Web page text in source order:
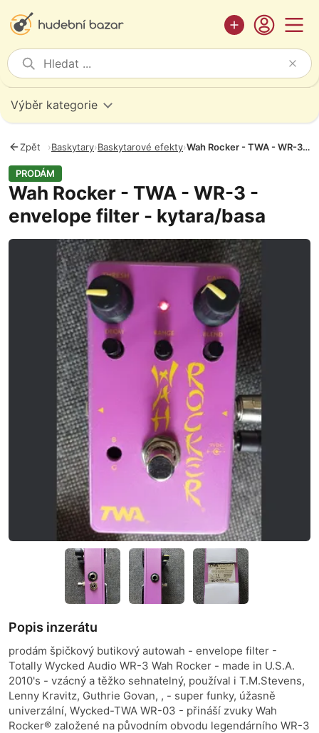
Výběr kategorie
Zpět ›Baskytary›Baskytarové efekty› Wah Rocker - TWA - WR-3 - envelope filter - kytara/basa
PRODÁM
Wah Rocker - TWA - WR-3 -
envelope filter - kytara/basa
Fotografie
Popis inzerátu
prodám špičkový butikový autowah - envelope filter -
Totally Wycked Audio WR-3 Wah Rocker - made in U.S.A.
2010's - vzácný a těžko sehnatelný, používal i T.M.Stevens,
Lenny Kravitz, Guthrie Govan, , - super funky, úžasně
univerzální, Wycked-TWA WR-03 - přináší zvuky Wah
Rocker® založené na původním obvodu legendárního WR-3